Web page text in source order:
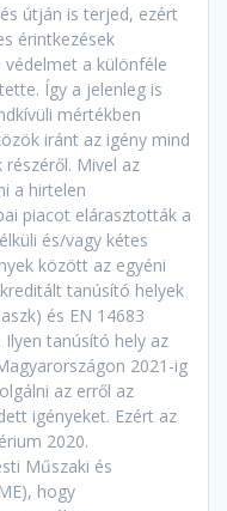
útján is terjed, ezért
érintkezések
a különféle
Így a jelenleg is
mértékben
iránt az igény mind
Mivel az
a hirtelen
piacot elárasztották a
és/vagy kétes
között az egyéni
tanúsító helyek
és EN 14683
tanúsító hely az
2021-ig
az erről az
igényeket. Ezért az
2020.
Műszaki és
hogy